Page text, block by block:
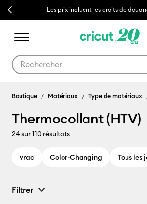
Previous Les prix incluent les droits de
Boutique Matériaux Type de matériaux
Thermocollant (HTV)
24sur 110 résultats
vrac Color-Changing Tous les
Filtrer